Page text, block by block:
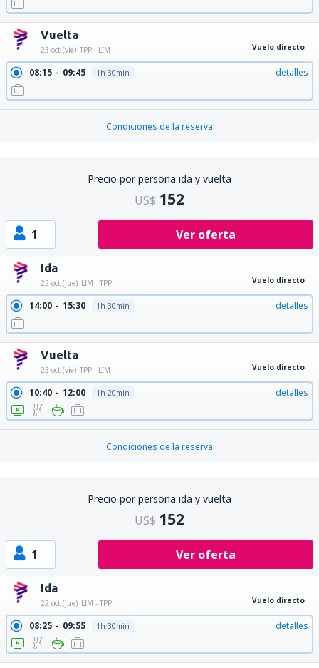
Vuelta
23 oct (vie) TPP - LIM Vuelo directo
08:15 09:45 1h 30min detalles
Condiciones de la reserva
Precio por persona ida y vuelta
US$ 152
1 Ver oferta
Ida
22 oct (jue) LIM - TPP Vuelo directo
14:00 15:30 1h 30min detalles
Vuelta
23 oct (vie) TPP - LIM Vuelo directo
10:40 12:00 1h 20min detalles
Condiciones de la reserva
Precio por persona ida y vuelta
US$ 152
1 Ver oferta
Ida
22 oct (jue) LIM - TPP Vuelo directo
08:25 09:55 1h 30min detalles